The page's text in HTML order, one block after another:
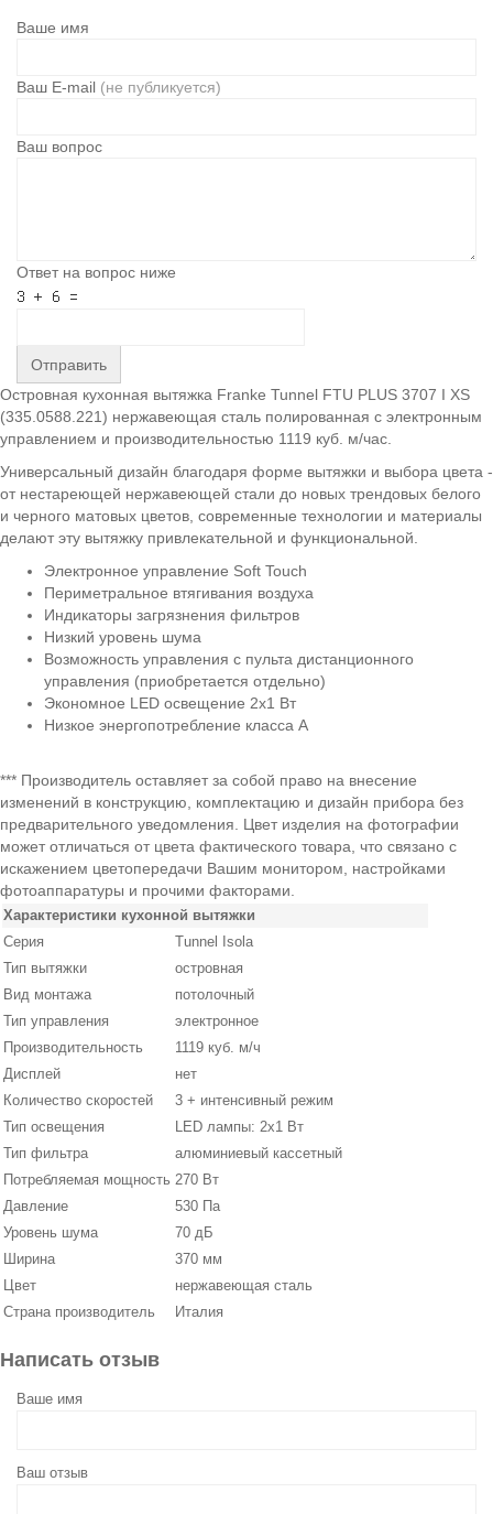
Ваше имя
Ваш E-mail (не публикуется)
Ваш вопрос
Ответ на вопрос ниже
Отправить
Островная кухонная вытяжка Franke Tunnel FTU PLUS 3707 I XS
(335.0588.221) нержавеющая сталь полированная с электронным
управлением и производительностью 1119 куб. м/час.
Универсальный дизайн благодаря форме вытяжки и выбора цвета -
от нестареющей нержавеющей стали до новых трендовых белого
и черного матовых цветов, современные технологии и материалы
делают эту вытяжку привлекательной и функциональной.
Электронное управление Soft Touch
Периметральное втягивания воздуха
Индикаторы загрязнения фильтров
Низкий уровень шума
Возможность управления с пульта дистанционного
управления (приобретается отдельно)
Экономное LED освещение 2x1 Вт
Низкое энергопотребление класса А
*** Производитель оставляет за собой право на внесение
изменений в конструкцию, комплектацию и дизайн прибора без
предварительного уведомления. Цвет изделия на фотографии
может отличаться от цвета фактического товара, что связано с
искажением цветопередачи Вашим монитором, настройками
фотоаппаратуры и прочими факторами.
Характеристики кухонной вытяжки
Серия
Tunnel Isola
Тип вытяжки
островная
Вид монтажа
потолочный
Тип управления
электронное
Производительность
1119 куб. м/ч
Дисплей
нет
Количество скоростей
3 + интенсивный режим
Тип освещения
LED лампы: 2х1 Вт
Тип фильтра
алюминиевый кассетный
Потребляемая мощность 270 Вт
Давление
530 Па
Уровень шума
70 дБ
Ширина
370 мм
Цвет
нержавеющая сталь
Страна производитель
Италия
Написать отзыв
Ваше имя
Ваш отзыв